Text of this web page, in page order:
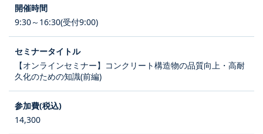
9:30～16:30(受付9:00)
【オンラインセミナー】コンクリート構造物の品質向上・高耐
久化のための知識(前編)
14,300